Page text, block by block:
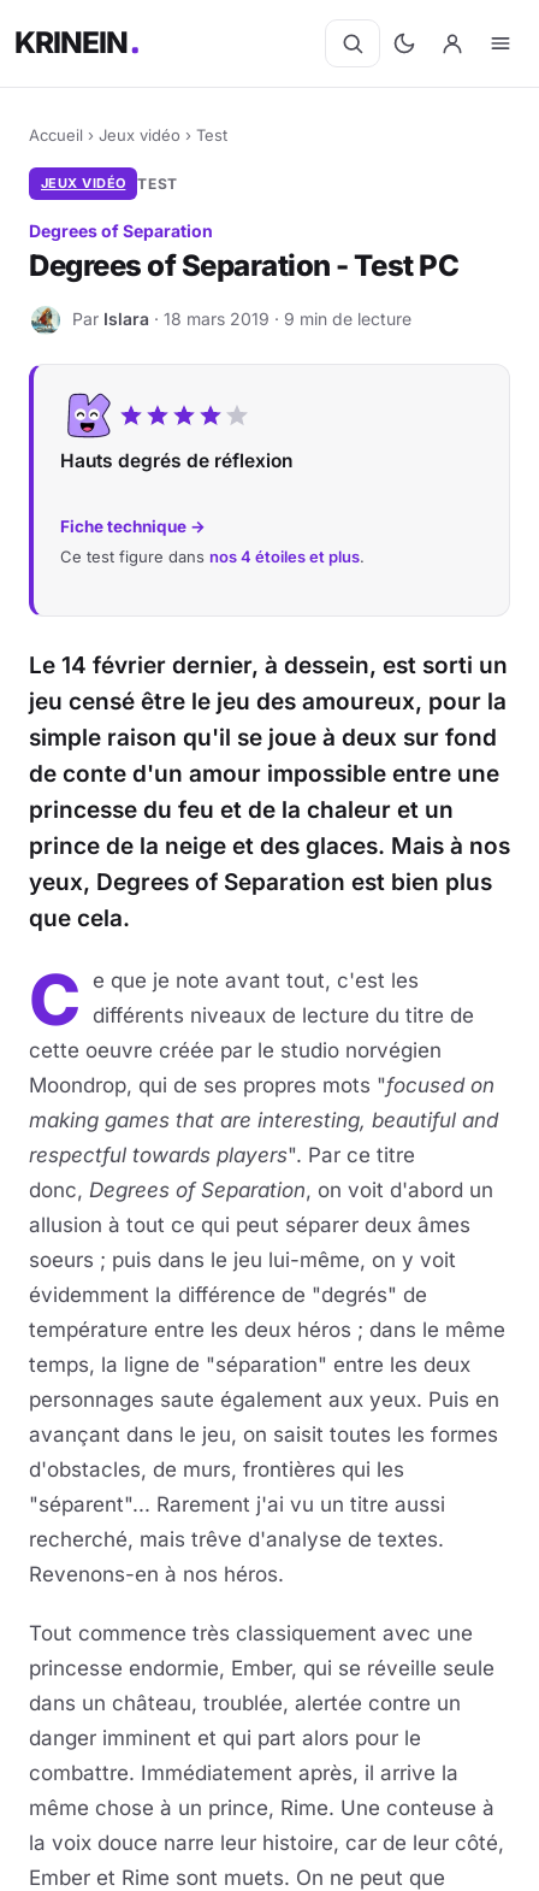
KRINEIN
Accueil › Jeux vidéo › Test
JEUX VIDÉO TEST
Degrees of Separation
Degrees of Separation - Test PC
I Par Islara · 18 mars 2019 · 9 min de lecture
Hauts degrés de réflexion
Fiche technique →
Ce test figure dans nos 4 étoiles et plus.
Le 14 février dernier, à dessein, est sorti un
jeu censé être le jeu des amoureux, pour la
simple raison qu'il se joue à deux sur fond
de conte d'un amour impossible entre une
princesse du feu et de la chaleur et un
prince de la neige et des glaces. Mais à nos
yeux, Degrees of Separation est bien plus
que cela.
C
e que je note avant tout, c'est les
différents niveaux de lecture du titre de
cette oeuvre créée par le studio norvégien
Moondrop, qui de ses propres mots "focused on
making games that are interesting, beautiful and
respectful towards players". Par ce titre
donc, Degrees of Separation, on voit d'abord un
allusion à tout ce qui peut séparer deux âmes
soeurs ; puis dans le jeu lui-même, on y voit
évidemment la différence de "degrés" de
température entre les deux héros ; dans le même
temps, la ligne de "séparation" entre les deux
personnages saute également aux yeux. Puis en
avançant dans le jeu, on saisit toutes les formes
d'obstacles, de murs, frontières qui les
"séparent"... Rarement j'ai vu un titre aussi
recherché, mais trêve d'analyse de textes.
Revenons-en à nos héros.
Tout commence très classiquement avec une
princesse endormie, Ember, qui se réveille seule
dans un château, troublée, alertée contre un
danger imminent et qui part alors pour le
combattre. Immédiatement après, il arrive la
même chose à un prince, Rime. Une conteuse à
la voix douce narre leur histoire, car de leur côté,
Ember et Rime sont muets. On ne peut que